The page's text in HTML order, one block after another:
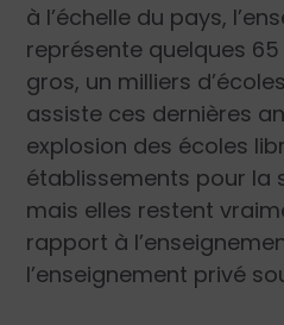
à l’échelle du pays,
représente quelques
gros, un milliers
assiste ces dernières
explosion des écoles
établissements pour la
mais elles restent
rapport à
l’enseignement privé